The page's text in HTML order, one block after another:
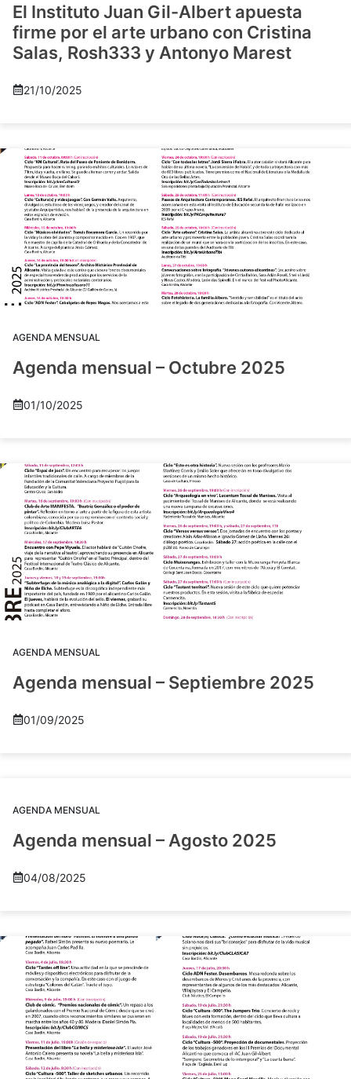
El Instituto Juan Gil-Albert apuesta
firme por el arte urbano con Cristina
Salas, Rosh333 y Antonyo Marest
21/10/2025
AGENDA MENSUAL
Agenda mensual – Octubre 2025
01/10/2025
AGENDA MENSUAL
Agenda mensual – Septiembre 2025
01/09/2025
AGENDA MENSUAL
Agenda mensual – Agosto 2025
04/08/2025